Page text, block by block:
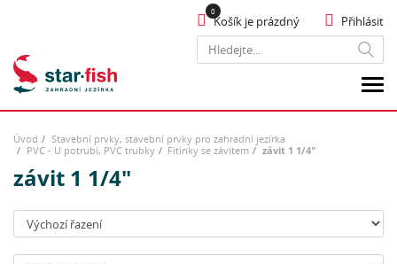
Hledat
Přihlásit
Košík je prázdný
Úvod
Stavební prvky, stavební prvky pro zahradní jezírka
PVC - U potrubí, PVC trubky
Fitinky se závitem závit 1 1/4"
závit 1 1/4"
Seřadit: